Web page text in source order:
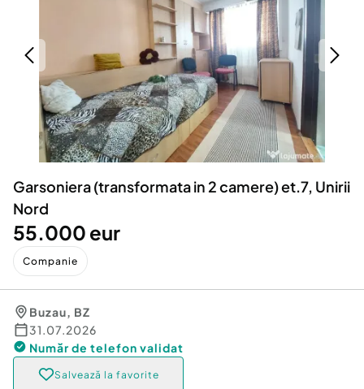
Animale de companie
Afaceri și echipamente profesionale
Inchiriere Bunuri si Vehicule
Utilaje agricole si industriale
Piese auto si accesorii
Dacia Duster
Garsoniera (transformata in 2 camere) et.7, Unirii
Nord
55.000 eur
Companie
Buzau, BZ
31.07.2026
Număr de telefon validat
Salvează la favorite